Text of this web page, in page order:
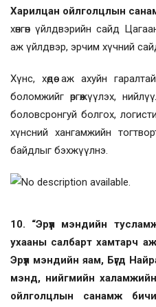
Харилцан ойлголцлын
хөнгөн үйлдвэрийн сайд
аж үйлдвэр, эрчим хүчний
Хүнс, хөдөө аж ахуйн
боломжийг өргөжүүлэх,
боловсронгуй болгох,
хүнсний хангамжийн
байдлыг бэхжүүлнэ.
10. “Эрүүл мэндийн
ухааны салбарт хамтарч
Эрүүл мэндийн яам, Бүгд
мэнд, нийгмийн
ойлголцлын санамж